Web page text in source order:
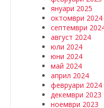
януари 2025
октомври 2024
септември
август 2024
юли 2024
юни 2024
май 2024
април 2024
февруари 2024
декември 2023
ноември 2023